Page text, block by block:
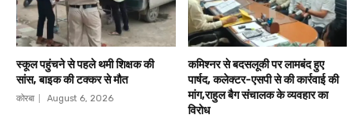
स्कूल पहुंचने से पहले थमी शिक्षक की
सांस, बाइक की टक्कर से मौत
कोरबा August 6, 2026
कमिश्नर से बदसलूकी पर लामबंद हुए
पार्षद, कलेक्टर-एसपी से की कार्रवाई की
मांग,राहुल बैग संचालक के व्यवहार का
विरोध